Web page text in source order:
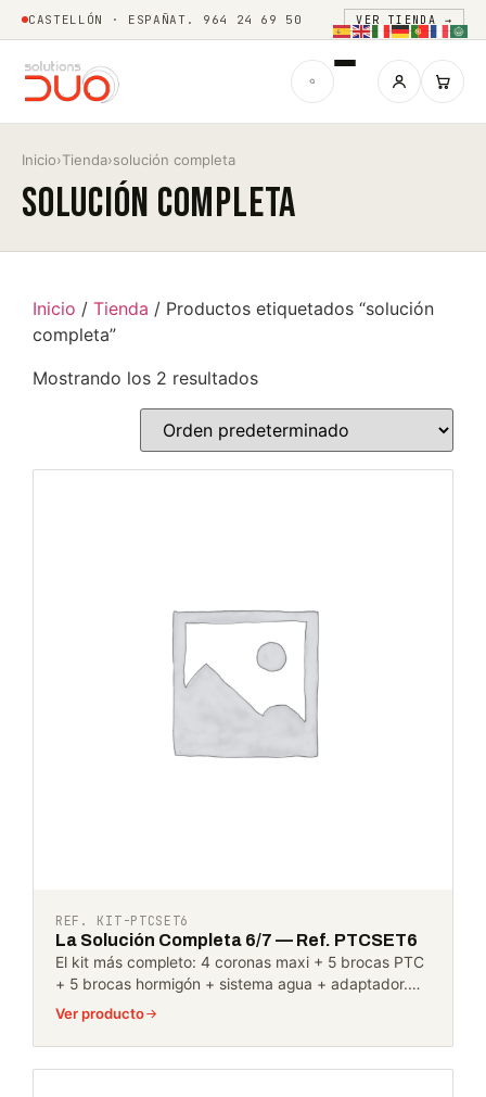
CASTELLÓN · ESPAÑAT. 964 24 69 50 VER TIENDA →
Inicio›Tienda›solución completa
solución completa
Inicio / Tienda / Productos etiquetados “solución
completa”
Mostrando los 2 resultados
REF. KIT-PTCSET6
La Solución Completa 6/7 — Ref. PTCSET6
El kit más completo: 4 coronas maxi + 5 brocas PTC
+ 5 brocas hormigón + sistema agua + adaptador.…
Ver producto